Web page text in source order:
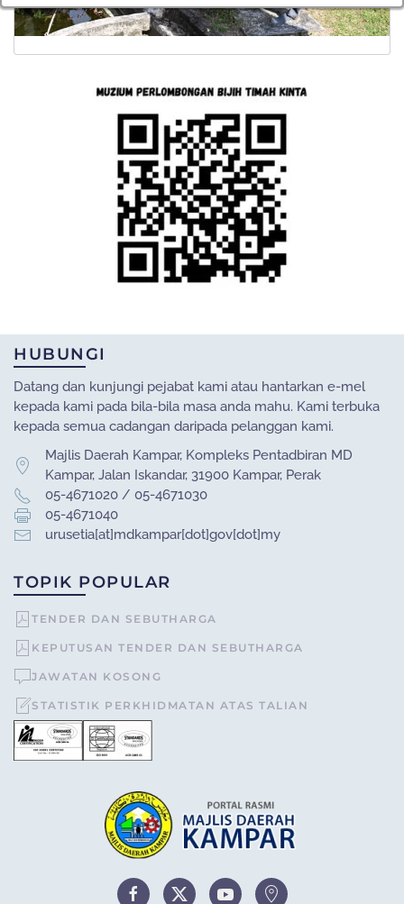
HUBUNGI
Datang dan kunjungi pejabat kami atau hantarkan e-mel
kepada kami pada bila-bila masa anda mahu. Kami terbuka
kepada semua cadangan daripada pelanggan kami.
Majlis Daerah Kampar, Kompleks Pentadbiran MD
Kampar, Jalan Iskandar, 31900 Kampar, Perak
05-4671020 / 05-4671030
05-4671040
urusetia[at]mdkampar[dot]gov[dot]my
TOPIK POPULAR
TENDER DAN SEBUTHARGA
KEPUTUSAN TENDER DAN SEBUTHARGA
JAWATAN KOSONG
STATISTIK PERKHIDMATAN ATAS TALIAN